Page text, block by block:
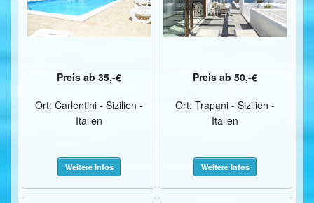
Preis ab 35,-€
Ort: Carlentini - Sizilien -
Italien
Weitere Infos
Preis ab 50,-€
Ort: Trapani - Sizilien -
Italien
Weitere Infos